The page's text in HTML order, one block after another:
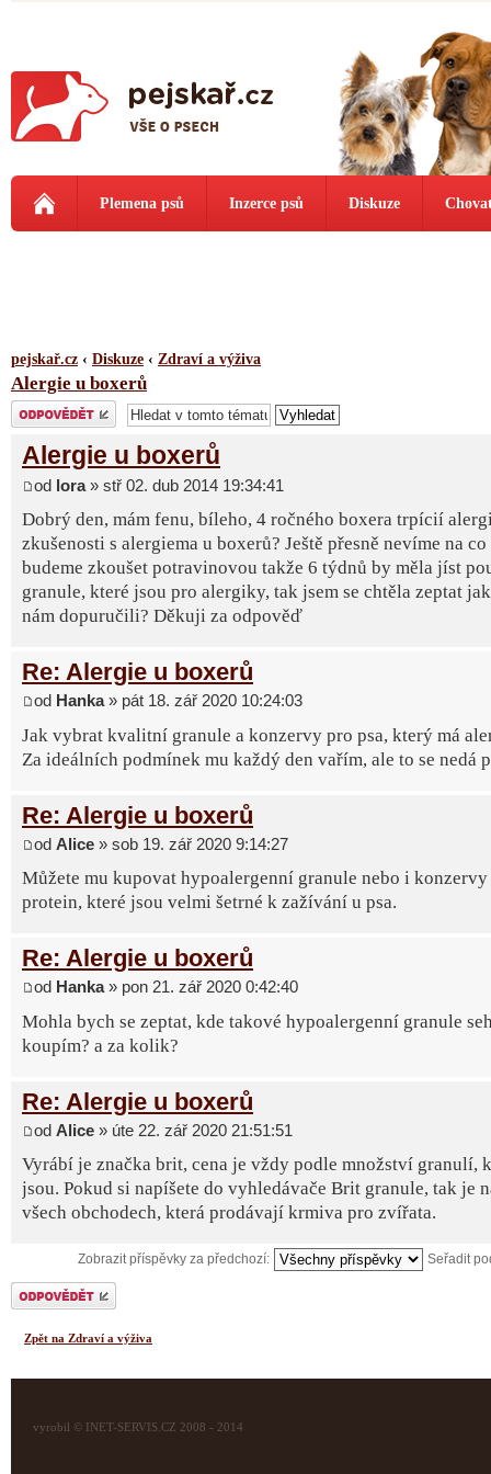
Plemena psů Inzerce psů Diskuze
pejskař.cz ‹ Diskuze ‹ Zdraví a výživa
Alergie u boxerů
Odeslat odpověď
Alergie u boxerů
od lora» stř 02. dub 2014 19:34:41
Dobrý den, mám fenu, bíleho, 4 ročného boxera trpícií
zkušenosti s alergiema u boxerů? Ještě přesně nevíme na
budeme zkoušet potravinovou takže 6 týdnů by měla jíst
granule, které jsou pro alergiky, tak jsem se chtěla zeptat
nám dopuručili? Děkuji za odpověď
Re: Alergie u boxerů
od Hanka» pát 18. zář 2020 10:24:03
Jak vybrat kvalitní granule a konzervy pro psa, který má
Za ideálních podmínek mu každý den vařím, ale to se nedá
Re: Alergie u boxerů
od Alice » sob 19. zář 2020 9:14:27
Můžete mu kupovat hypoalergenní granule nebo i
protein, které jsou velmi šetrné k zažívání u psa.
Re: Alergie u boxerů
od Hanka» pon 21. zář 2020 0:42:40
Mohla bych se zeptat, kde takové hypoalergenní granule
koupím? a za kolik?
Re: Alergie u boxerů
od Alice » úte 22. zář 2020 21:51:51
Vyrábí je značka brit, cena je vždy podle množství granulí,
jsou. Pokud si napíšete do vyhledávače Brit granule, tak je
všech obchodech, která prodávají krmiva pro zvířata.
Zobrazit příspěvky za předchozí: Seřadit
Odeslat odpověď
Zpět na Zdraví a výživa
vyrobil © INET-SERVIS.CZ 2008 - 2014